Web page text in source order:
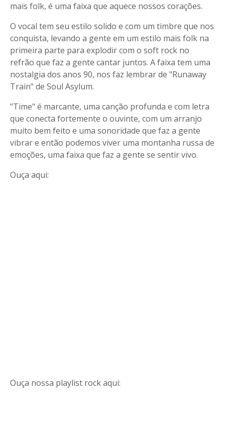
mais folk, é uma faixa que aquece nossos corações.
O vocal tem seu estilo solido e com um timbre que nos
conquista, levando a gente em um estilo mais folk na
primeira parte para explodir com o soft rock no
refrão que faz a gente cantar juntos. A faixa tem uma
nostalgia dos anos 90, nos faz lembrar de "Runaway
Train" de Soul Asylum.
"Time" é marcante, uma canção profunda e com letra
que conecta fortemente o ouvinte, com um arranjo
muito bem feito e uma sonoridade que faz a gente
vibrar e então podemos viver uma montanha russa de
emoções, uma faixa que faz a gente se sentir vivo.
Ouça aqui:
Ouça nossa playlist rock aqui: